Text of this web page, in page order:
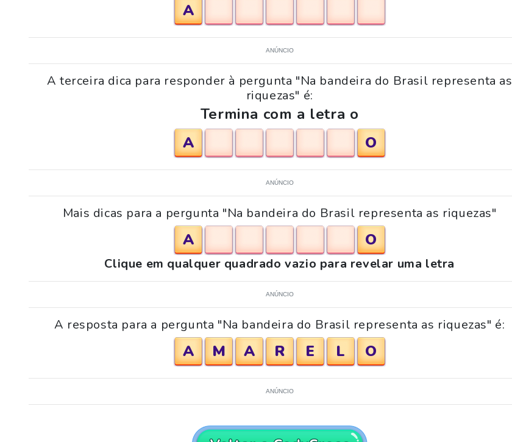
A
ANÚNCIO
A terceira dica para responder à pergunta "Na bandeira do Brasil representa as
riquezas" é:
Termina com a letra o
A
O
ANÚNCIO
Mais dicas para a pergunta "Na bandeira do Brasil representa as riquezas"
A O
Clique em qualquer quadrado vazio para revelar uma letra
ANÚNCIO
A resposta para a pergunta "Na bandeira do Brasil representa as riquezas" é:
A M A R E L O
ANÚNCIO